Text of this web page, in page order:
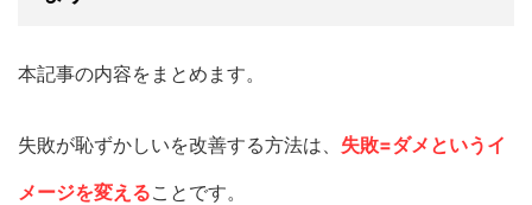
本記事の内容をまとめます。
失敗が恥ずかしいを改善する方法は、 失敗=ダメというイ
メージを変えることです。